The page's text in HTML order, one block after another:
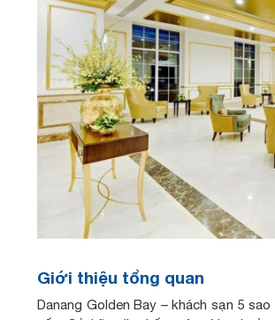
Giới thiệu tổng quan
Danang Golden Bay – khách sạn 5